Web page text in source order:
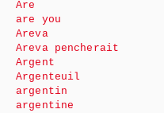
Are
are you
Areva
Areva pencherait
Argent
Argenteuil
argentin
argentine